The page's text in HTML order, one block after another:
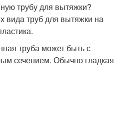
трубу для вытяжки?
вида труб для вытяжки на
труба может быть с
сечением. Обычно гладкая